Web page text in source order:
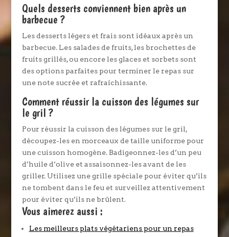
Quels desserts conviennent bien après un
barbecue ?
Les desserts légers et frais sont idéaux après un
barbecue. Les salades de fruits, les brochettes de
fruits grillés, ou encore les glaces et sorbets sont
des options parfaites pour terminer le repas sur
une note sucrée et rafraîchissante.
Comment réussir la cuisson des légumes sur
le gril ?
Pour réussir la cuisson des légumes sur le gril,
découpez-les en morceaux de taille uniforme pour
une cuisson homogène. Badigeonnez-les d’un peu
d’huile d’olive et assaisonnez-les avant de les
griller. Utilisez une grille spéciale pour éviter qu’ils
ne tombent dans le feu et surveillez attentivement
pour éviter qu’ils ne brûlent.
Vous aimerez aussi :
Les meilleurs plats végétariens pour un repas